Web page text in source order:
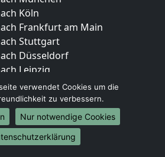
Köln
Frankfurt am Main
Stuttgart
Düsseldorf
Leipzig
Dortmund
Essen
Bremen
Dresden
Hannover
verwendet Cookies um die
zu verbessern.
Nur notwendige Cookies